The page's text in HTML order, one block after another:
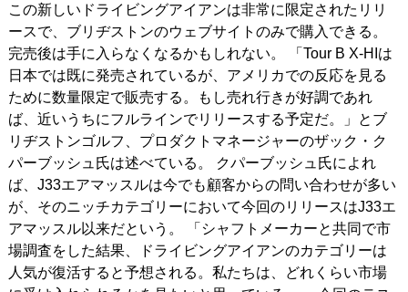
この新しいドライビングアイアンは非常に限定されたリリ
ースで、ブリヂストンのウェブサイトのみで購入できる。
完売後は手に入らなくなるかもしれない。 「Tour B X‐HIは
日本では既に発売されているが、アメリカでの反応を見る
ために数量限定で販売する。もし売れ行きが好調であれ
ば、近いうちにフルラインでリリースする予定だ。」とブ
リヂストンゴルフ、プロダクトマネージャーのザック・ク
パーブッシュ氏は述べている。 クパーブッシュ氏によれ
ば、J33エアマッスルは今でも顧客からの問い合わせが多い
が、そのニッチカテゴリーにおいて今回のリリースはJ33エ
アマッスル以来だという。 「シャフトメーカーと共同で市
場調査をした結果、ドライビングアイアンのカテゴリーは
人気が復活すると予想される。私たちは、どれくらい市場